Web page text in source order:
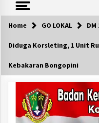
Home GO LOKAL DM
Diduga Korsleting, 1 Unit
Kebakaran Bongopini